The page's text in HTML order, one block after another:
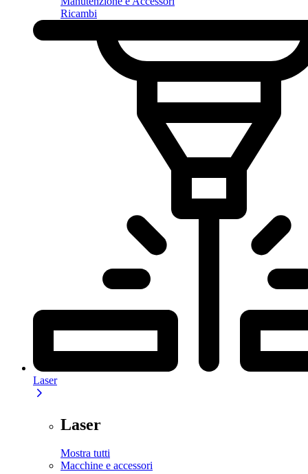
Ricambi
Laser
Laser
Mostra tutti
Macchine e accessori